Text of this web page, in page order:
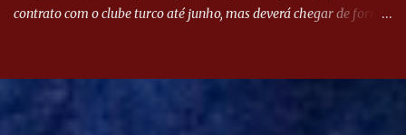
contrato com o clube turco até junho, mas deverá chegar de forma
Evian, da França, Hellas Verona, da Itália, e Ludogorets, da
Bulgária. O último clube brasileiro foi a Chapecoense, em 2020.
Desde então, está no Kayserispor. Caso a negociação seja